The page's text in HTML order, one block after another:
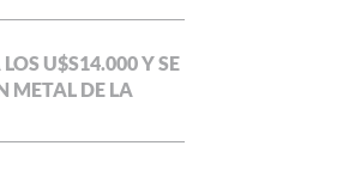
U$S14.000 Y SE
METAL DE LA